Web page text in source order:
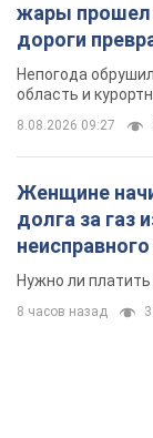
жары прошел
дороги
Непогода
область и
8.08.2026 09:27
Женщине
долга за газ
вынес
Нужно ли
8 часов назад